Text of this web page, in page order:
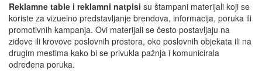
Reklamne table i reklamni natpisi su štampani materijali koji se
koriste za vizuelno predstavljanje brendova, informacija, poruka ili
promotivnih kampanja. Ovi materijali se često postavljaju na
zidove ili krovove poslovnih prostora, oko poslovnih objekata ili na
drugim mestima kako bi se privukla pažnja i komunicirala
određena poruka.